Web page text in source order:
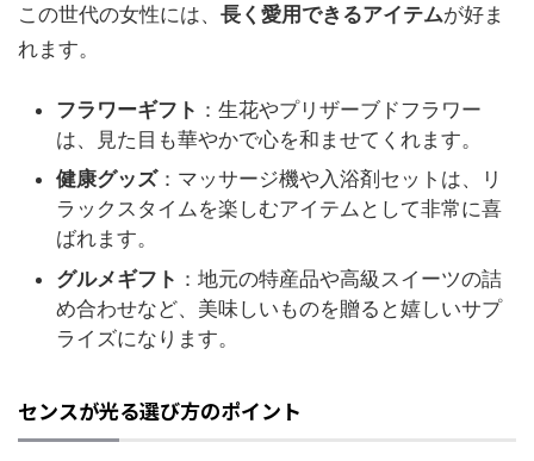
この世代の女性には、 長く愛用できるアイテムが好ま
れます。
フラワーギフト ：生花やプリザーブドフラワー
は、見た目も華やかで心を和ませてくれます。
健康グッズ：マッサージ機や入浴剤セットは、リ
ラックスタイムを楽しむアイテムとして非常に喜
ばれます。
グルメギフト ：地元の特産品や高級スイーツの詰
め合わせなど、美味しいものを贈ると嬉しいサプ
ライズになります。
センスが光る選び方のポイント